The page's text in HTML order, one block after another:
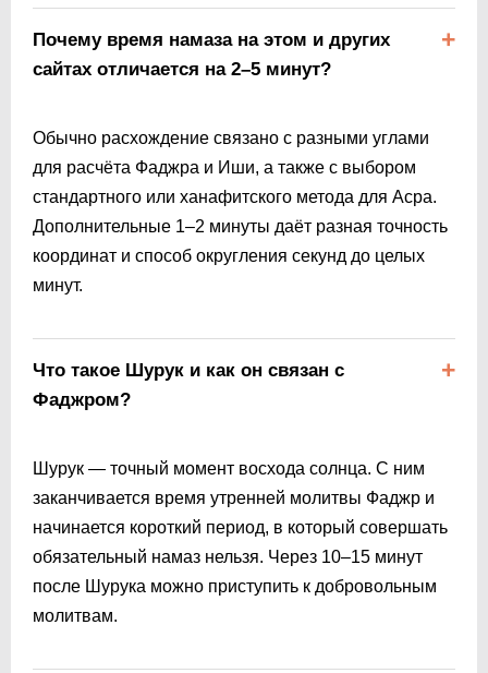
Почему время намаза на этом и других
сайтах отличается на 2–5 минут?
Обычно расхождение связано с разными углами
для расчёта Фаджра и Иши, а также с выбором
стандартного или ханафитского метода для Асра.
Дополнительные 1–2 минуты даёт разная точность
координат и способ округления секунд до целых
минут.
Что такое Шурук и как он связан с
Фаджром?
Шурук — точный момент восхода солнца. С ним
заканчивается время утренней молитвы Фаджр и
начинается короткий период, в который совершать
обязательный намаз нельзя. Через 10–15 минут
после Шурука можно приступить к добровольным
молитвам.